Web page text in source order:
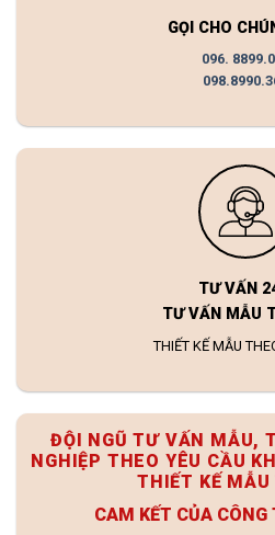
GỌI CHO
096.
TƯ VẤN
TƯ VẤN MẪU
THIẾT KẾ MẪU
ĐỘI NGŨ TƯ VẤN MẪU,
NGHIỆP THEO YÊU CẦU
THIẾT KẾ
CAM KẾT CỦA CÔNG